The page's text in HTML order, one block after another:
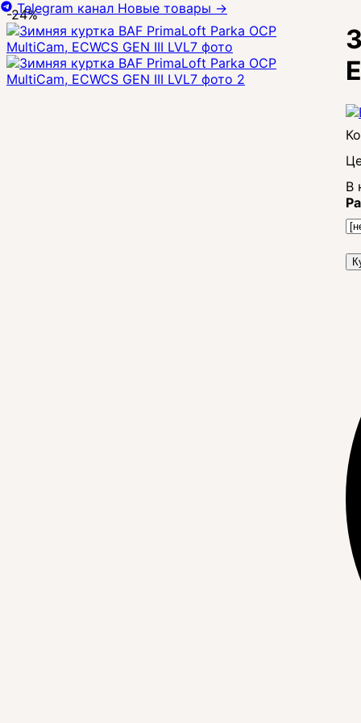
-24%
В
Telegram канал Новые товары →